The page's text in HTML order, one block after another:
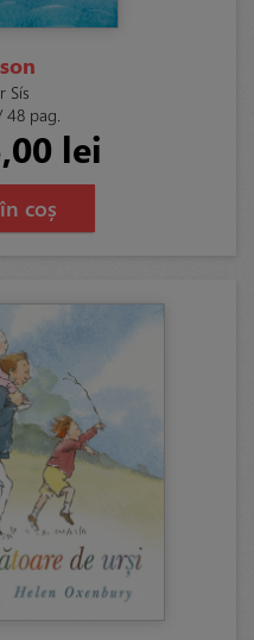
Sís
48 pag.
lei
coș